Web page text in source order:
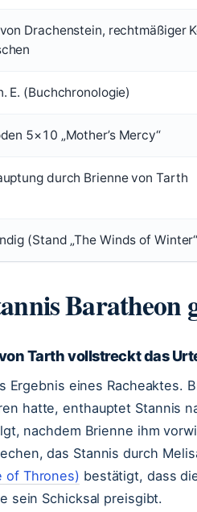
Drachenstein, rechtmäßiger
E. (Buchchronologie)
5×10 „Mother’s Mercy“
durch Brienne von Tarth
(Stand „The Winds of
Baratheon
Tarth vollstreckt das
Ergebnis eines Racheaktes.
hatte, enthauptet Stannis
nachdem Brienne ihm
das Stannis durch
of Thrones) bestätigt, dass
sein Schicksal preisgibt.